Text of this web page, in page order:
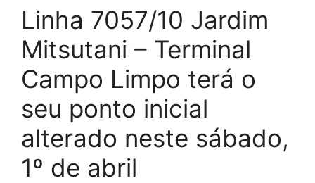
Linha 7057/10 Jardim
Mitsutani – Terminal
Campo Limpo terá o
seu ponto inicial
alterado neste sábado,
1º de abril